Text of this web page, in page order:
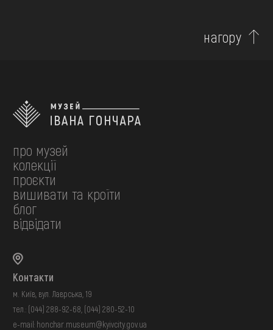
нагору
про музей
колекції
проєкти
вишивати та кроїти
блог
відвідати
Контакти
м. Київ, вул. Лаврська, 19
тел.: (044) 288-92-68 (044) 280-52-10
e-mail: honchar.museum@kyivcity.gov.ua